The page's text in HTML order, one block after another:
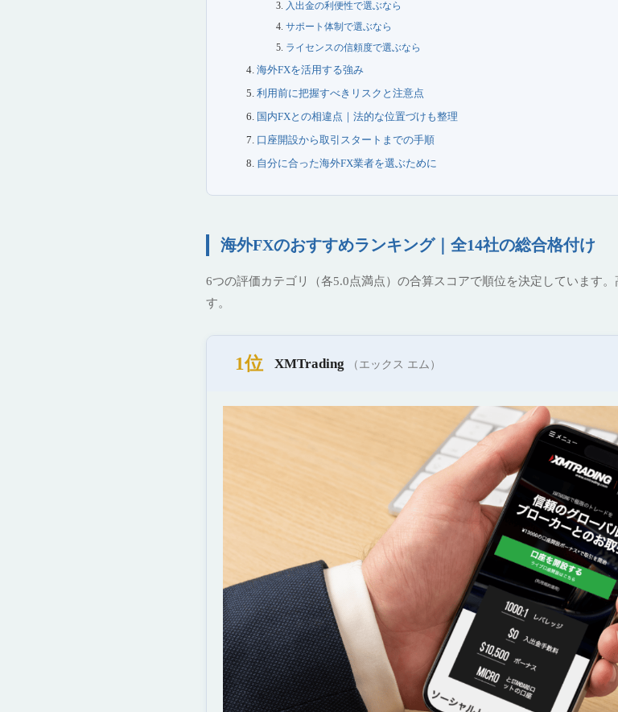
入出金の利便性で選ぶなら
サポート体制で選ぶなら
ライセンスの信頼度で選ぶなら
海外FXを活用する強み
利用前に把握すべきリスクと注意点
国内FXとの相違点｜法的な位置づけも整理
口座開設から取引スタートまでの手順
自分に合った海外FX業者を選ぶために
海外FXのおすすめランキング｜全14社の総合格付け
6つの評価カテゴリ（各5.0点満点）の合算スコアで順位を決定しています
す。
1位 XMTrading （エックス エム）